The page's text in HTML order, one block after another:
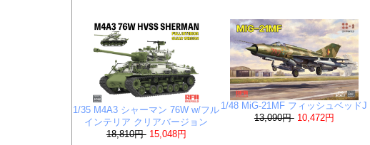
1/35 M4A3 シャーマン 76W w/フル
インテリア クリアバージョン
18,810円 15,048円
1/48 MiG-21MF フィッシュベッドJ
13,090円 10,472円